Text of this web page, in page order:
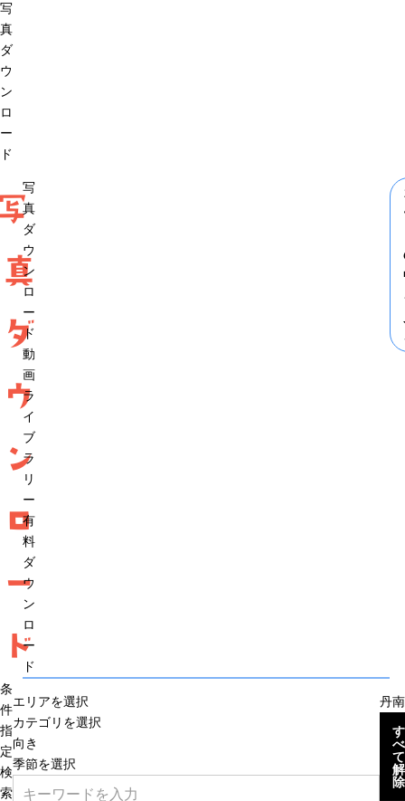
写
真
ダ
ウ
ン
ロ
ー
ド
真
ダ
ウ
ン
ロ
ー
ド
写
真
ダ
ウ
ン
ロ
ー
ド
動
画
ラ
イ
ブ
ラ
リ
ー
有
料
ダ
ウ
ン
ロ
ー
ド
条
件
指
定
検
索
エリアを選択
カテゴリを選択
向き
季節を選択
丹南
す
べ
て
解
除